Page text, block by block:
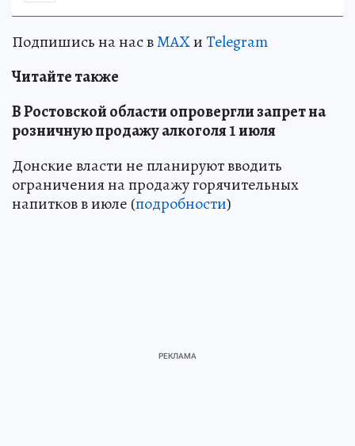
Подпишись на нас вMAXиTelegram
Читайте также
В Ростовской области опровергли запрет на
розничную продажу алкоголя 1 июля
Донские власти не планируют вводить
ограничения на продажу горячительных
напитков в июле (подробности)